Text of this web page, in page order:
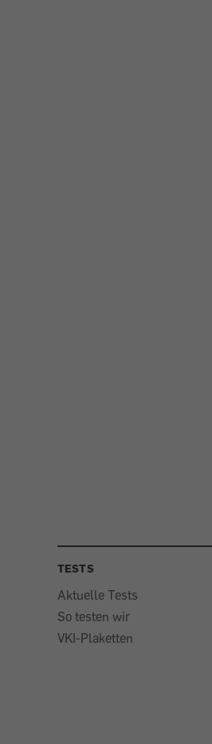
TESTS
Aktuelle Tests
So testen wir
VKI-Plaketten